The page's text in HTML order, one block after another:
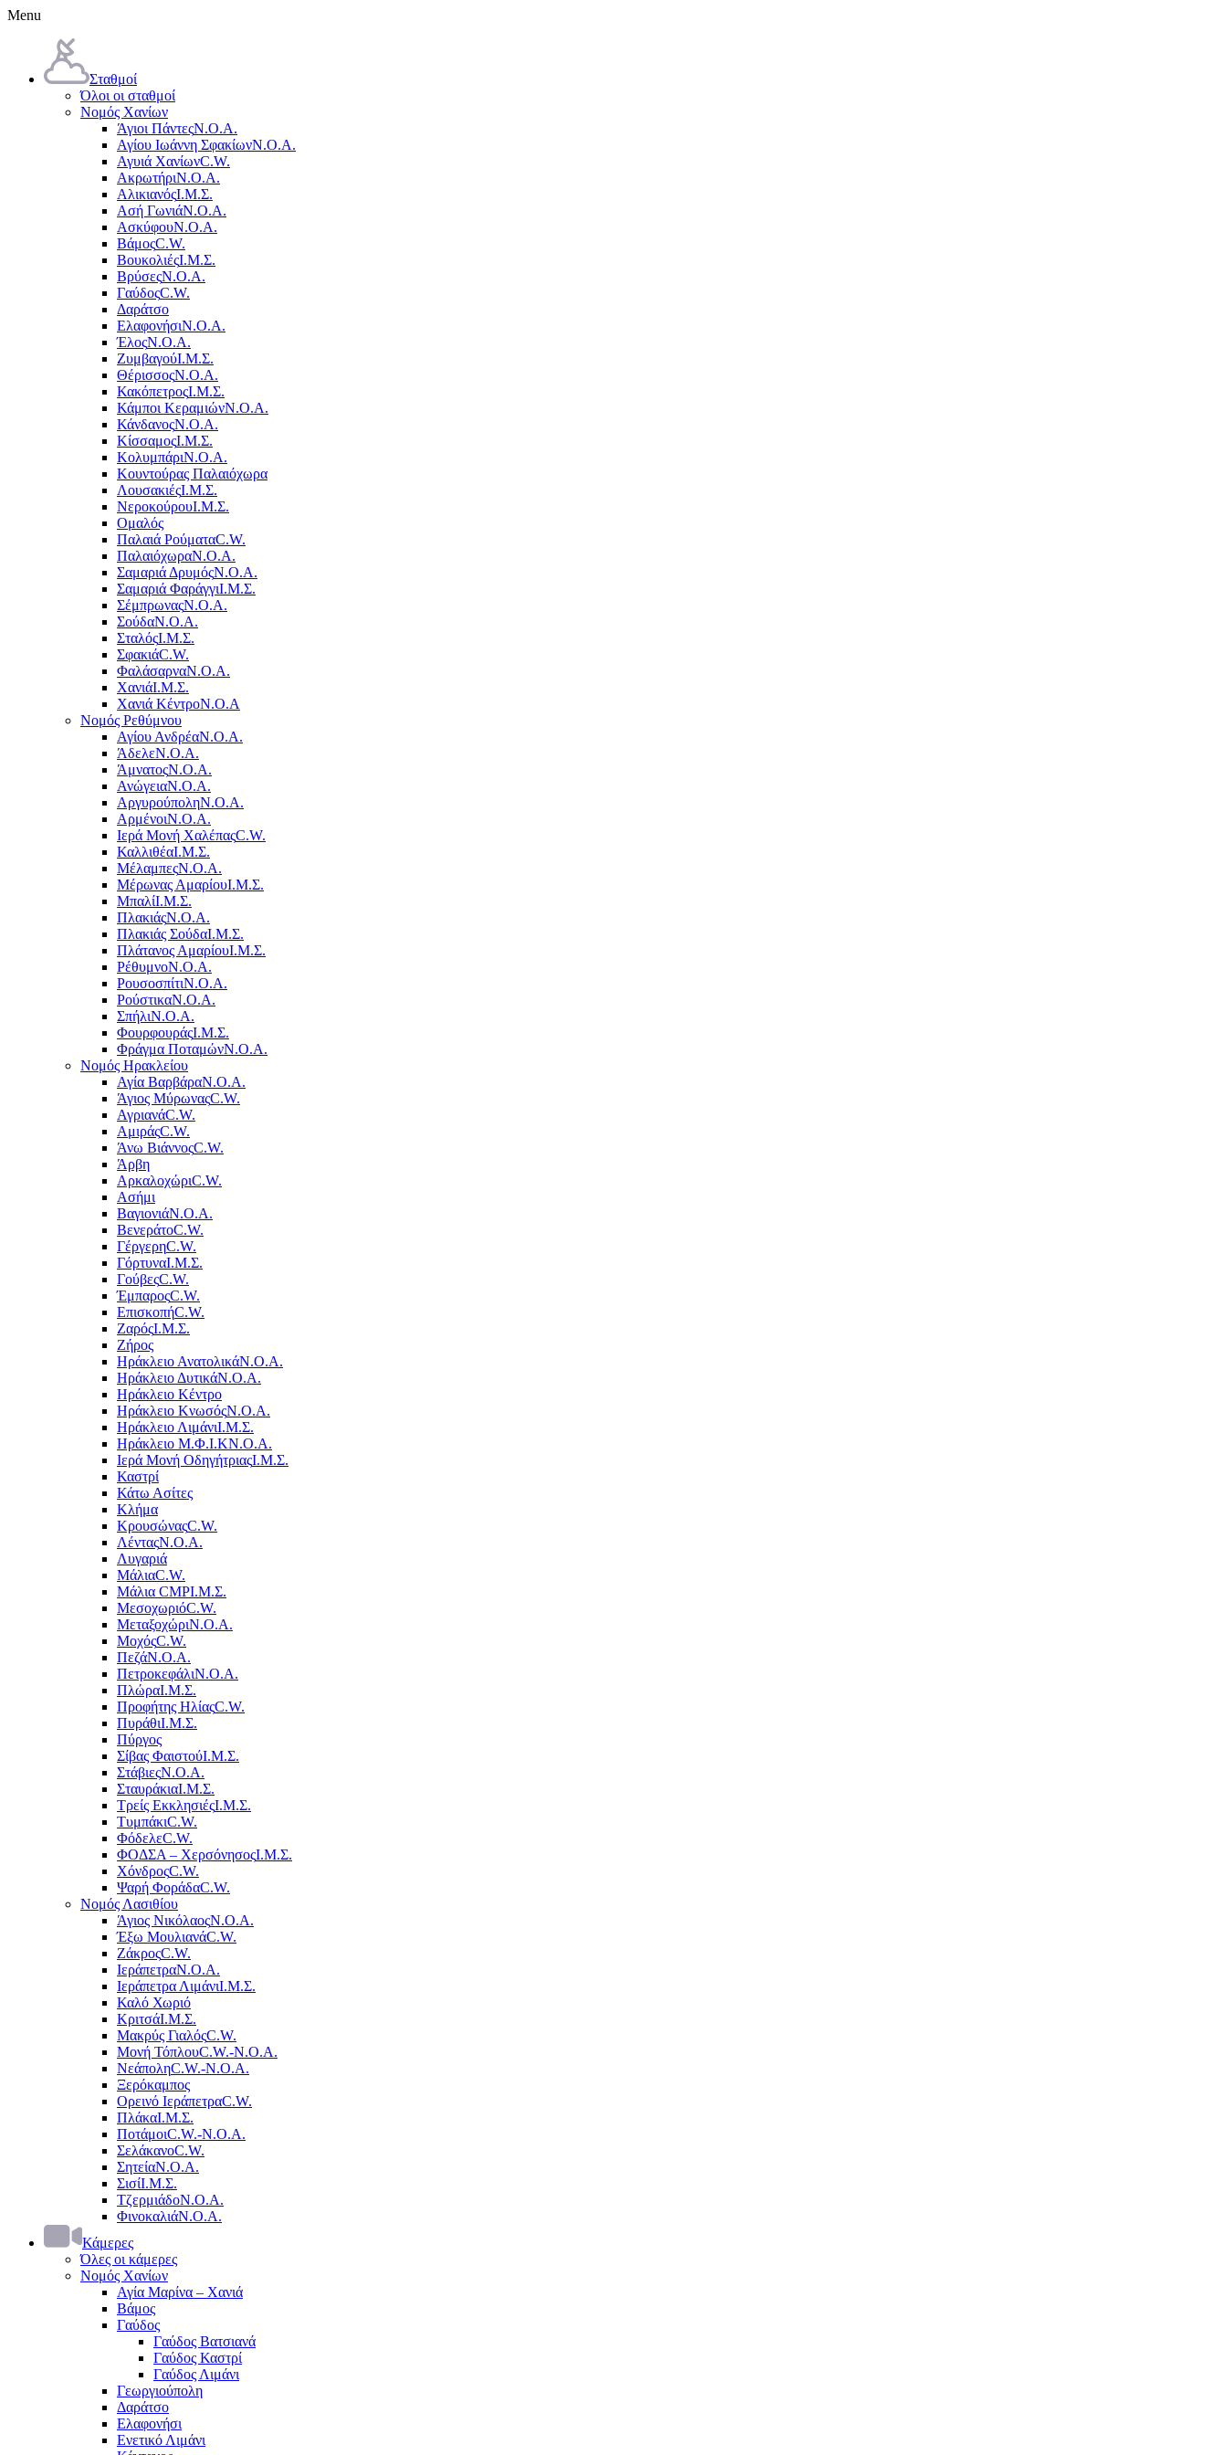
Menu
Σταθμοί
Όλοι οι σταθμοί
Νομός Χανίων
Άγιοι ΠάντεςΝ.Ο.Α.
Αγίου Ιωάννη ΣφακίωνΝ.Ο.Α.
Αγυιά ΧανίωνC.W.
ΑκρωτήριΝ.Ο.Α.
ΑλικιανόςΙ.Μ.Σ.
Ασή ΓωνιάΝ.Ο.Α.
ΑσκύφουΝ.Ο.Α.
ΒάμοςC.W.
ΒουκολιέςΙ.Μ.Σ.
ΒρύσεςΝ.Ο.Α.
ΓαύδοςC.W.
Δαράτσο
ΕλαφονήσιΝ.Ο.Α.
ΈλοςΝ.Ο.Α.
ΖυμβαγούΙ.Μ.Σ.
ΘέρισσοςΝ.Ο.Α.
ΚακόπετροςΙ.Μ.Σ.
Κάμποι ΚεραμιώνΝ.Ο.Α.
ΚάνδανοςΝ.Ο.Α.
ΚίσσαμοςΙ.Μ.Σ.
ΚολυμπάριΝ.Ο.Α.
Κουντούρας Παλαιόχωρα
ΛουσακιέςΙ.Μ.Σ.
ΝεροκούρουΙ.Μ.Σ.
Ομαλός
Παλαιά ΡούματαC.W.
ΠαλαιόχωραΝ.Ο.Α.
Σαμαριά ΔρυμόςΝ.Ο.Α.
Σαμαριά ΦαράγγιΙ.Μ.Σ.
ΣέμπρωναςΝ.Ο.Α.
ΣούδαΝ.Ο.Α.
ΣταλόςΙ.Μ.Σ.
ΣφακιάC.W.
ΦαλάσαρναΝ.Ο.Α.
ΧανιάΙ.Μ.Σ.
Χανιά ΚέντροN.O.A
Νομός Ρεθύμνου
Αγίου ΑνδρέαΝ.Ο.Α.
ΆδελεΝ.Ο.Α.
ΆμνατοςΝ.Ο.Α.
ΑνώγειαΝ.Ο.Α.
ΑργυρούποληΝ.Ο.Α.
ΑρμένοιΝ.Ο.Α.
Ιερά Μονή ΧαλέπαςC.W.
ΚαλλιθέαΙ.Μ.Σ.
ΜέλαμπεςΝ.Ο.Α.
Μέρωνας ΑμαρίουΙ.Μ.Σ.
ΜπαλίΙ.Μ.Σ.
ΠλακιάςΝ.Ο.Α.
Πλακιάς ΣούδαΙ.Μ.Σ.
Πλάτανος ΑμαρίουΙ.Μ.Σ.
ΡέθυμνοΝ.Ο.Α.
ΡουσοσπίτιΝ.Ο.Α.
ΡούστικαΝ.Ο.Α.
ΣπήλιΝ.Ο.Α.
ΦουρφουράςΙ.Μ.Σ.
Φράγμα ΠοταμώνΝ.Ο.Α.
Νομός Ηρακλείου
Αγία ΒαρβάραΝ.Ο.Α.
Άγιος ΜύρωναςC.W.
ΑγριανάC.W.
ΑμιράςC.W.
Άνω ΒιάννοςC.W.
Άρβη
ΑρκαλοχώριC.W.
Ασήμι
ΒαγιονιάΝ.Ο.Α.
ΒενεράτοC.W.
ΓέργερηC.W.
ΓόρτυναΙ.Μ.Σ.
ΓούβεςC.W.
ΈμπαροςC.W.
ΕπισκοπήC.W.
ΖαρόςΙ.Μ.Σ.
Ζήρος
Ηράκλειο ΑνατολικάΝ.Ο.Α.
Ηράκλειο ΔυτικάΝ.Ο.Α.
Ηράκλειο Κέντρο
Ηράκλειο ΚνωσόςΝ.Ο.Α.
Ηράκλειο ΛιμάνιΙ.Μ.Σ.
Ηράκλειο Μ.Φ.Ι.ΚΝ.Ο.Α.
Ιερά Μονή ΟδηγήτριαςΙ.Μ.Σ.
Καστρί
Κάτω Ασίτες
Κλήμα
ΚρουσώναςC.W.
ΛένταςΝ.Ο.Α.
Λυγαριά
ΜάλιαC.W.
Μάλια CMPΙ.Μ.Σ.
ΜεσοχωριόC.W.
ΜεταξοχώριΝ.Ο.Α.
ΜοχόςC.W.
ΠεζάΝ.Ο.Α.
ΠετροκεφάλιΝ.Ο.Α.
ΠλώραΙ.Μ.Σ.
Προφήτης ΗλίαςC.W.
ΠυράθιΙ.Μ.Σ.
Πύργος
Σίβας ΦαιστούΙ.Μ.Σ.
ΣτάβιεςΝ.Ο.Α.
ΣταυράκιαΙ.Μ.Σ.
Τρείς ΕκκλησιέςΙ.Μ.Σ.
ΤυμπάκιC.W.
ΦόδελεC.W.
ΦΟΔΣΑ – ΧερσόνησοςΙ.Μ.Σ.
ΧόνδροςC.W.
Ψαρή ΦοράδαC.W.
Νομός Λασιθίου
Άγιος ΝικόλαοςΝ.Ο.Α.
Έξω ΜουλιανάC.W.
ΖάκροςC.W.
ΙεράπετραΝ.Ο.Α.
Ιεράπετρα ΛιμάνιΙ.Μ.Σ.
Καλό Χωριό
ΚριτσάΙ.Μ.Σ.
Μακρύς ΓιαλόςC.W.
Μονή ΤόπλουC.W.-Ν.Ο.Α.
ΝεάποληC.W.-Ν.Ο.Α.
Ξερόκαμπος
Ορεινό ΙεράπετραC.W.
ΠλάκαΙ.Μ.Σ.
ΠοτάμοιC.W.-Ν.Ο.Α.
ΣελάκανοC.W.
ΣητείαΝ.Ο.Α.
ΣισίΙ.Μ.Σ.
ΤζερμιάδοΝ.Ο.Α.
ΦινοκαλιάΝ.Ο.Α.
Κάμερες
Όλες οι κάμερες
Νομός Χανίων
Αγία Μαρίνα – Χανιά
Βάμος
Γαύδος
Γαύδος Βατσιανά
Γαύδος Καστρί
Γαύδος Λιμάνι
Γεωργιούπολη
Δαράτσο
Ελαφονήσι
Ενετικό Λιμάνι